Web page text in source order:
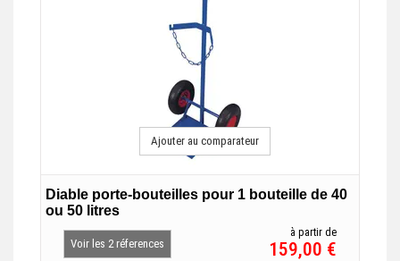
Diable porte-bouteilles pour 1 bouteille de 40
ou 50 litres
Voir les 2 réferences
à partir de
159,00 €
Ajouter au comparateur